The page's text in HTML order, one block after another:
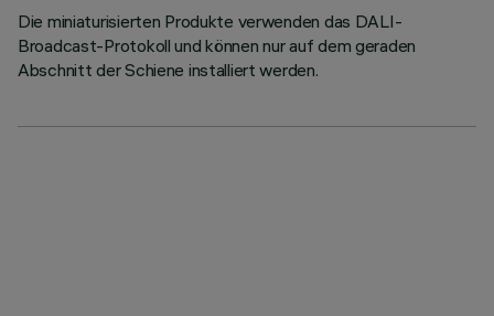
Die miniaturisierten Produkte verwenden das DALI-
Broadcast-Protokoll und können nur auf dem geraden
Abschnitt der Schiene installiert werden.